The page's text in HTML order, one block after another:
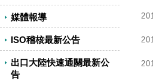
媒體報導
ISO稽核最新公告
出口大陸快速通關最新公
告